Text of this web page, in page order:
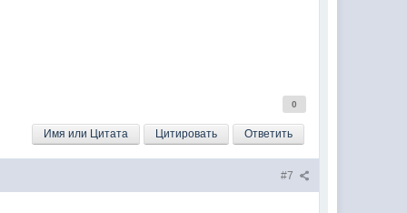
0
Ответить
Цитировать
Имя или Цитата
#7